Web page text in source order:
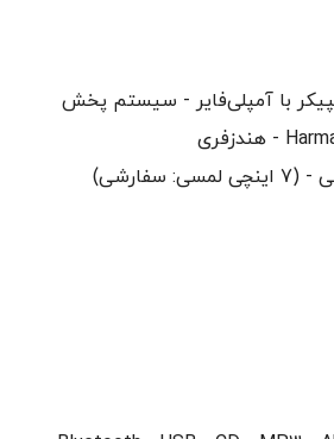
صوتی10 اسپیکر با آمپلی‌فایر - سیستم پخش